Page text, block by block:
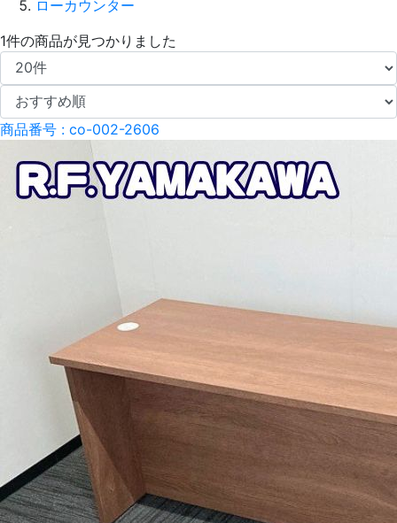
ローカウンター
1件の商品が見つかりました
商品番号 : co-002-2606